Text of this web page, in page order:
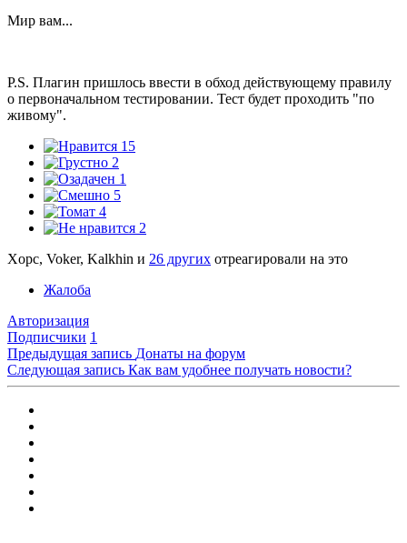
Мир вам...
P.S. Плагин пришлось ввести в обход действующему правилу
о первоначальном тестировании. Тест будет проходить "по
живому".
15
2
1
5
4
2
Xopc, Voker, Kalkhin и 26 других отреагировали на это
Жалоба
Авторизация
Подписчики 1
Предыдущая запись Донаты на форум
Следующая запись Как вам удобнее получать новости?